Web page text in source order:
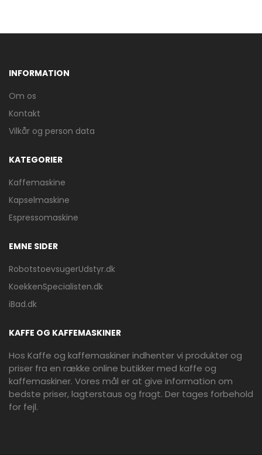
INFORMATION
Om os
Kontakt
Vilkår og person data
KATEGORIER
Kaffemaskine
Kapselmaskine
Espressomaskine
EMNE SIDER
RobotstoevsugerUdstyr.dk
KoekkenSpecialisten.dk
iBad.dk
KAFFE OG KAFFEMASKINER
Hos Kaffe og kaffemaskiner indhenter vi produkter og
priser fra en række online butikker med kaffe og
kaffemaskiner. Vores mål er at give information om
bedste priser, lagterstaus og fragt. Der tages forbehold
for fejl.